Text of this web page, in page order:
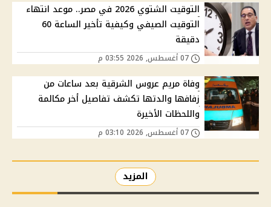
التوقيت الشتوي 2026 في مصر.. موعد انتهاء
التوقيت الصيفي وكيفية تأخير الساعة 60
دقيقة
وفاة مريم عروس الشرقية بعد ساعات من
زفافها والدتها تكشف تفاصيل أخر مكالمة
واللحظات الأخيرة
المزيد